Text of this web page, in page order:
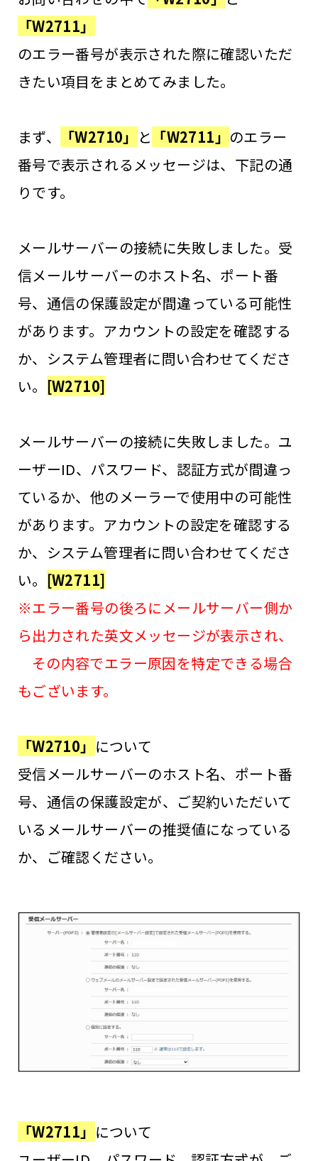
「W2711」
のエラー番号が表示された際に確認いただ
きたい項目をまとめてみました。
まず、 「W2710」 と 「W2711」 のエラー
番号で表示されるメッセージは、下記の通
りです。
メールサーバーの接続に失敗しました。受
信メールサーバーのホスト名、ポート番
号、通信の保護設定が間違っている可能性
があります。アカウントの設定を確認する
か、システム管理者に問い合わせてくださ
い。 [W2710]
メールサーバーの接続に失敗しました。ユ
ーザーID、パスワード、認証方式が間違っ
ているか、他のメーラーで使用中の可能性
があります。アカウントの設定を確認する
か、システム管理者に問い合わせてくださ
い。 [W2711]
※エラー番号の後ろにメールサーバー側か
ら出力された英文メッセージが表示され、
その内容でエラー原因を特定できる場合
もございます。
「W2710」 について
受信メールサーバーのホスト名、ポート番
号、通信の保護設定が、ご契約いただいて
いるメールサーバーの推奨値になっている
か、ご確認ください。
「W2711」 について